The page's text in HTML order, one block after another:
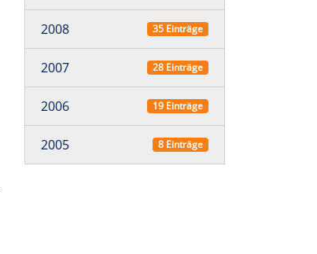
2008 35 Einträge
2007 28 Einträge
2006 19 Einträge
2005 8 Einträge